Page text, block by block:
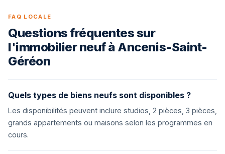
FAQ LOCALE
Questions fréquentes sur
l'immobilier neuf à Ancenis-Saint-
Géréon
Quels types de biens neufs sont disponibles ?
Les disponibilités peuvent inclure studios, 2 pièces, 3 pièces,
grands appartements ou maisons selon les programmes en
cours.